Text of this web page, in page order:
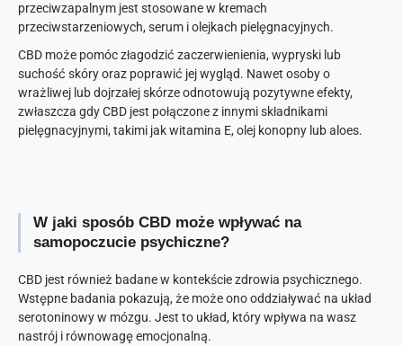
przeciwzapalnym jest stosowane w kremach
przeciwstarzeniowych, serum i olejkach pielęgnacyjnych.
CBD może pomóc złagodzić zaczerwienienia, wypryski lub
suchość skóry oraz poprawić jej wygląd. Nawet osoby o
wrażliwej lub dojrzałej skórze odnotowują pozytywne efekty,
zwłaszcza gdy CBD jest połączone z innymi składnikami
pielęgnacyjnymi, takimi jak witamina E, olej konopny lub aloes.
W jaki sposób CBD może wpływać na
samopoczucie psychiczne?
CBD jest również badane w kontekście zdrowia psychicznego.
Wstępne badania pokazują, że może ono oddziaływać na układ
serotoninowy w mózgu. Jest to układ, który wpływa na wasz
nastrój i równowagę emocjonalną.